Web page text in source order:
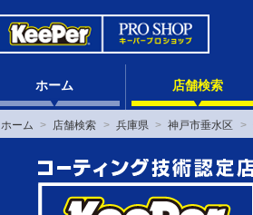
ホーム 店舗検索
ホーム 店舗検索 兵庫県 神戸市垂水区